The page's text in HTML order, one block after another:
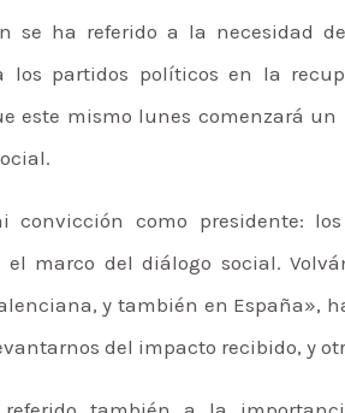
se ha referido a la necesidad
los partidos políticos en la
este mismo lunes comenzará
convicción como presidente:
el marco del diálogo social.
y también en España»,
del impacto recibido, y